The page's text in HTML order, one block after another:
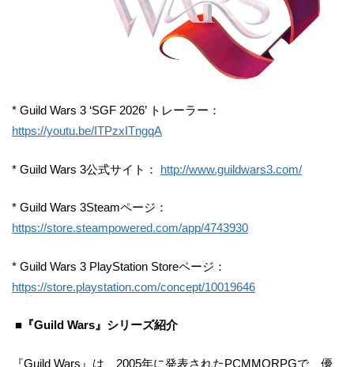
* Guild Wars 3 ‘SGF 2026’ トレーラー：
https://youtu.be/ITPzxITngqA
* Guild Wars 3公式サイト： http://www.guildwars3.com/
* Guild Wars 3Steamページ：
https://store.steampowered.com/app/4743930
* Guild Wars 3 PlayStation Storeページ：
https://store.playstation.com/concept/10019646
■『Guild Wars』シリーズ紹介
『Guild Wars』は、2005年に発表されたPCMMORPGで、優